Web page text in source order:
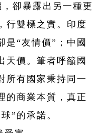
卻暴露出另一種更
雙標之實。印度
是“友情價”；中國
天價。筆者呼籲國
所有國家秉持同一
的商業本質，真正
”的承諾。